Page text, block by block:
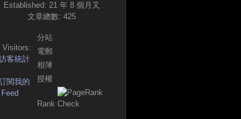
Established: 21 年 8 個月又
文章總數: 425
Visitors:
分站
電郵
相簿
授權
Rank